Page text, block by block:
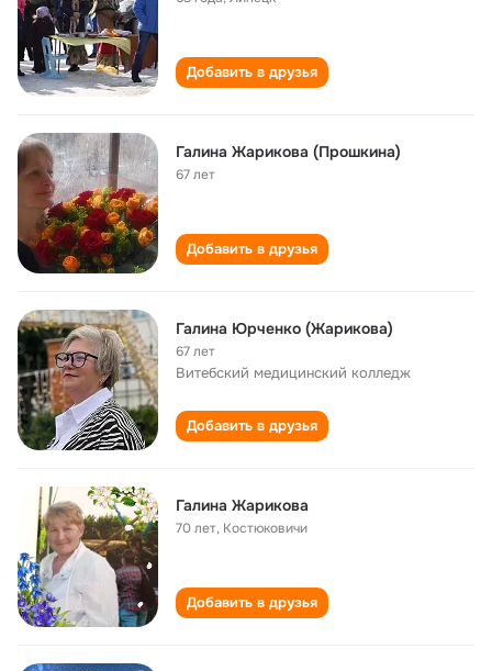
Добавить в друзья
Галина Жарикова (Прошкина)
67 лет
Добавить в друзья
Галина Юрченко (Жарикова)
67 лет
Витебский медицинский колледж
Добавить в друзья
Галина Жарикова
70 лет, Костюковичи
Добавить в друзья